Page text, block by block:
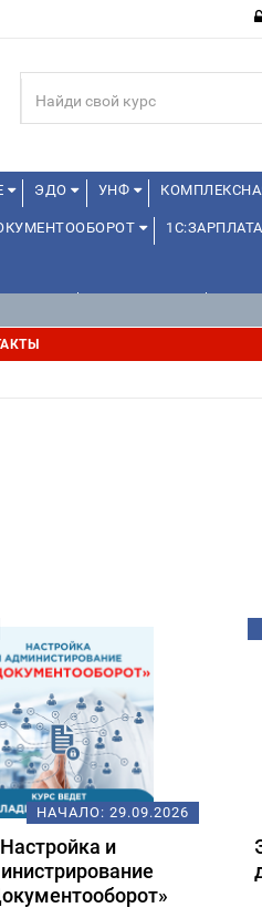
ЭДО УНФ
НАЧАЛО: 29.09.2026
Настройка и